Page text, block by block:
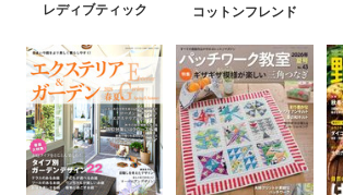
レディブティック コットンフレンド